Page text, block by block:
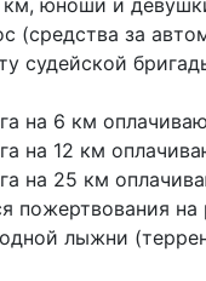
км, юноши и
(средства за
судейской
на 6 км
на 12 км
на 25 км
пожертвования на
лыжни